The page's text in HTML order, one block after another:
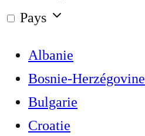
Pays
Albanie
Bosnie-Herzégovine
Bulgarie
Croatie